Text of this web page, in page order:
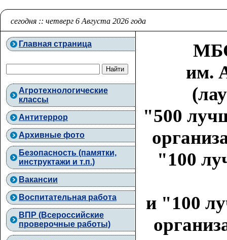
сегодня :: четверг 6 Августа 2026 года
Главная страница
Агротехнологические
классы
Антитеррор
Архивные фото
Безопасность (памятки,
инструктажи и т.п.)
Вакансии
Воспитательная работа
ВПР (Всероссийские
проверочные работы)
им.
"500
"100
и "100